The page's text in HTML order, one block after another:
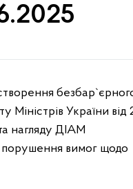
України від
нагляду ДІАМ
порушення вимог щодо